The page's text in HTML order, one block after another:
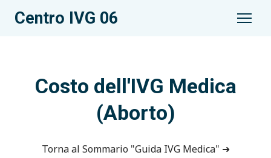
Centro IVG 06
Costo dell'IVG Medica
(Aborto)
Torna al Sommario "Guida IVG Medica" ➜